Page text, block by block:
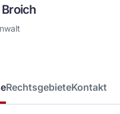
RechtsgebieteKontakt